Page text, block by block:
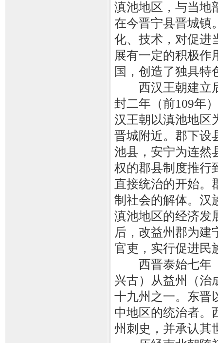
滇池地区，与当地
在今晋宁县晋城镇
化、技术，对促进
展有一定的积极作
国，创造了独具特
西汉王朝建立后
封二年（前109年
汉王朝以滇池地区
晋城附近。郡下设
池县，安宁为连然
权的郡县制度推行
直接统治的开始。
制社会的解体。汉
滇池地区的经济发
后，改益州郡为建
官吏，实行促进民
西晋泰始七年（
兴古）从益州（治
十九州之一。东晋
中地区的统治者。
州刺史，并承认其